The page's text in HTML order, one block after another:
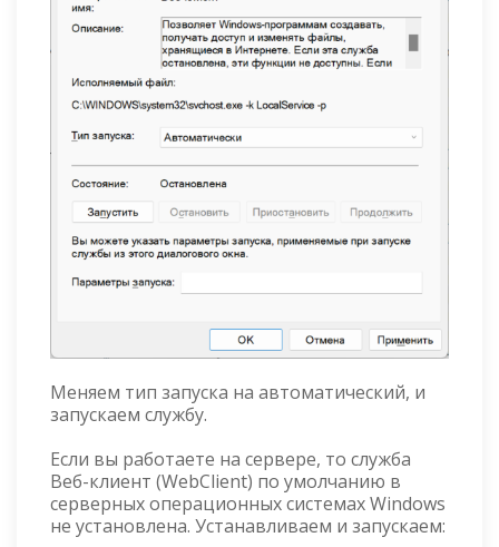
Меняем тип запуска на автоматический, и
запускаем службу.
Если вы работаете на сервере, то служба
Веб-клиент (WebClient) по умолчанию в
серверных операционных системах Windows
не установлена. Устанавливаем и запускаем: